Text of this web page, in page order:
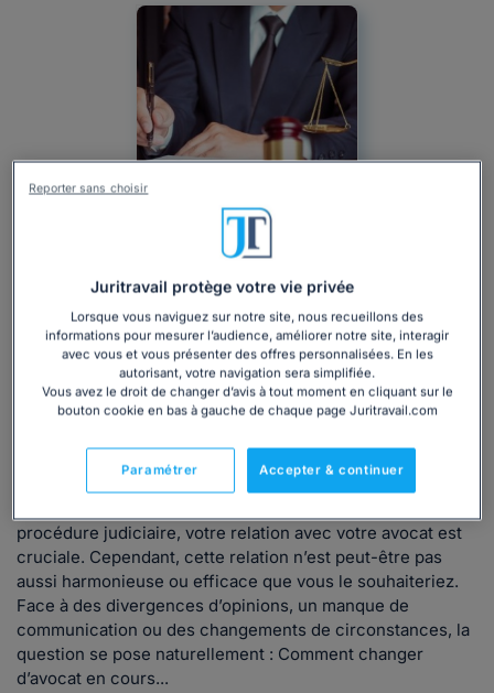
Particulier Droit du travail Droit de la famille
Droit bancaire Droit des entreprises
Droit de la consommation Droit de l'immobilier
Changer d'avocat pendant la procédure : nos
Rédigé par L'équipe Juritravail, mis à jour le 29/03/2024
procédure judiciaire, votre relation avec votre avocat est
cruciale. Cependant, cette relation n’est peut-être pas
aussi harmonieuse ou efficace que vous le souhaiteriez.
Face à des divergences d’opinions, un manque de
communication ou des changements de circonstances, la
question se pose naturellement : Comment changer
d’avocat en cours...
Juritravail protège votre vie privée
Lorsque vous naviguez sur notre site, nous recueillons des
informations pour mesurer l’audience, améliorer notre site, interagir
avec vous et vous présenter des offres personnalisées. En les
autorisant, votre navigation sera simplifiée.
Vous avez le droit de changer d’avis à tout moment en cliquant sur le
bouton cookie en bas à gauche de chaque page Juritravail.com
Accepter & continuer
Paramétrer
Reporter sans choisir